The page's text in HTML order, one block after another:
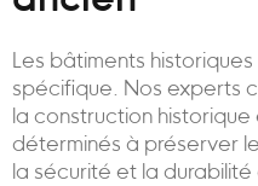
Les bâtiments
spécifique. Nos experts
la construction historique
déterminés à préserver
la sécurité et la